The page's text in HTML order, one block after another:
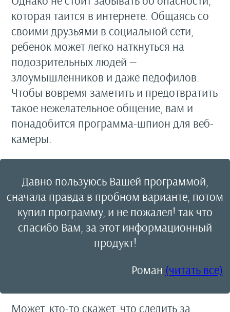
которая таится в интернете. Общаясь со
своими друзьями в социальной сети,
ребенок может легко наткнуться на
подозрительных людей —
злоумышленников и даже педофилов.
Чтобы вовремя заметить и предотвратить
такое нежелательное общение, вам и
понадобится программа-шпион для веб-
камеры.
Давно пользуюсь Вашей программой,
сначала правда в пробном варианте, потом
купил программу, и не пожалел! так что
спасибо Вам, за этот информационный
продукт!
Роман (читать все)
Может, кто-то скажет, что следить за